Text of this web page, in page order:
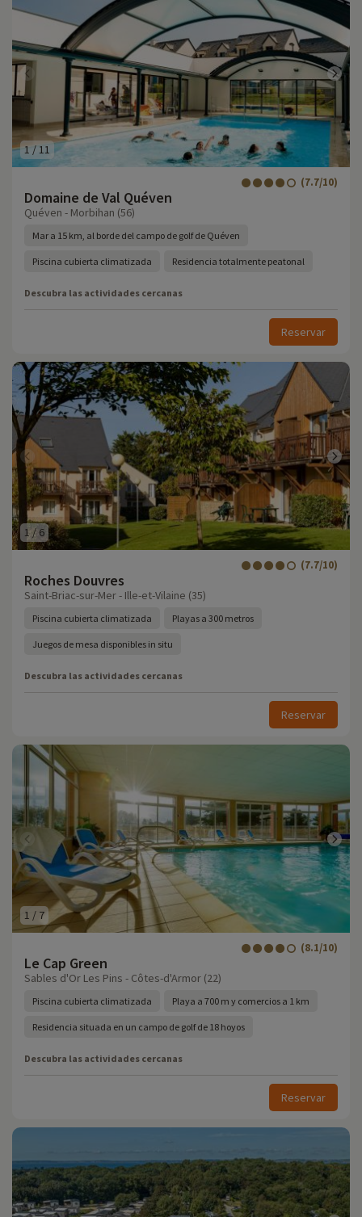
1/11
Domaine de Val Quéven
(7.7/10)
Quéven - Morbihan (56)
Mar a 15 km, al borde del campo de golf de Quéven
Piscina cubierta climatizada Residencia totalmente peatonal
Descubra las actividades cercanas
Reservar
1/ 6
Roches Douvres
(7.7/10)
Saint-Briac-sur-Mer - Ille-et-Vilaine (35)
Piscina cubierta climatizada Playas a 300 metros
Juegos de mesa disponibles in situ
Descubra las actividades cercanas
Reservar
1 / 7
Le Cap Green
(8.1/10)
Sables d'Or Les Pins - Côtes-d'Armor (22)
Piscina cubierta climatizada Playa a 700 m y comercios a 1 km
Residencia situada en un campo de golf de 18 hoyos
Descubra las actividades cercanas
Reservar